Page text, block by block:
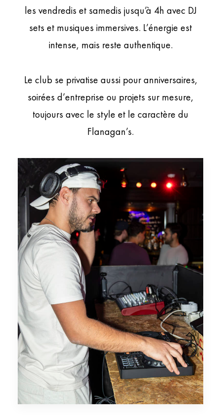
les vendredis et samedis jusqu’à 4h avec DJ
sets et musiques immersives. L’énergie est
intense, mais reste authentique.
Le club se privatise aussi pour anniversaires,
soirées d’entreprise ou projets sur mesure,
toujours avec le style et le caractère du
Flanagan’s.